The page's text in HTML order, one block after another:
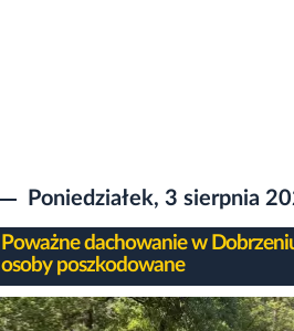
Poniedziałek, 3 sierpnia
Poważne dachowanie w
osoby poszkodowane